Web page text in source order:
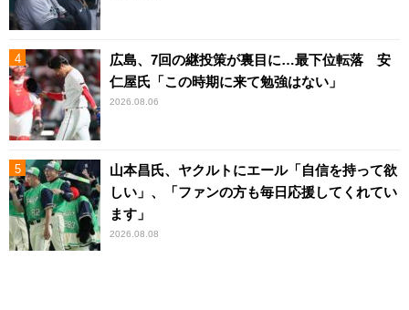
広島、7回の継投策が裏目に…最下位転落 安
仁屋氏「この時期に来て勉強はない」
2026.08.06
山本昌氏、ヤクルトにエール「自信を持って欲
しい」、「ファンの方も毎日応援してくれてい
ます」
2026.08.08